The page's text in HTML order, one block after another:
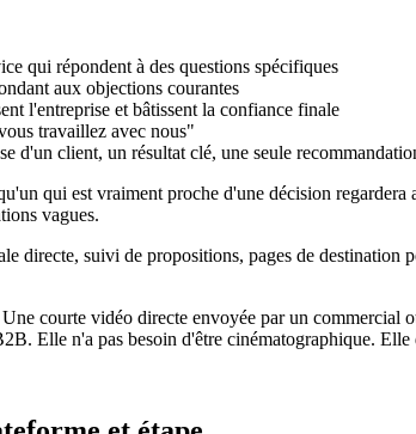
qui répondent à des questions spécifiques
aux objections courantes
l'entreprise et bâtissent la confiance finale
travaillez avec nous"
d'un client, un résultat clé, une seule
qui est vraiment proche d'une décision
vagues.
directe, suivi de propositions, pages de
courte vidéo directe envoyée par un
Elle n'a pas besoin d'être cinématographique.